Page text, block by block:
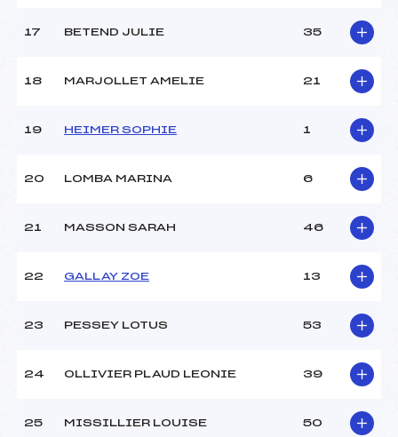
17 BETEND JULIE 35
18 MARJOLLET AMELIE 21
19 HEIMER SOPHIE 1
20 LOMBA MARINA 6
21 MASSON SARAH 46
22 GALLAY ZOE 13
23 PESSEY LOTUS 53
24 OLLIVIER PLAUD LEONIE 39
25 MISSILLIER LOUISE 50